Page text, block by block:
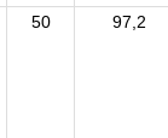
50 97,2